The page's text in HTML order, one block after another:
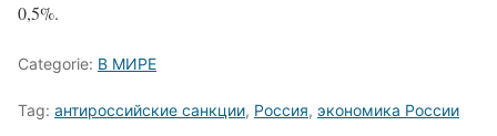
0,5%.
Categorie: В МИРЕ
Tag: антироссийские санкции, Россия, экономика России